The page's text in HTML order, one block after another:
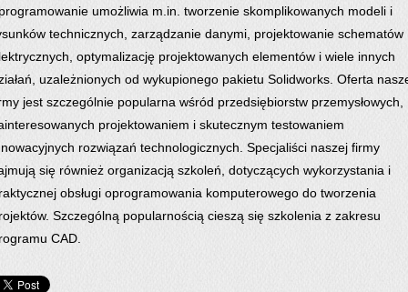
umożliwia m.in. tworzenie skomplikowanych modeli i
technicznych, zarządzanie danymi, projektowanie schematów
optymalizację projektowanych elementów i wiele innych
uzależnionych od wykupionego pakietu Solidworks. Oferta
jest szczególnie popularna wśród przedsiębiorstw przemysłowych,
projektowaniem i skutecznym testowaniem
rozwiązań technologicznych. Specjaliści naszej firmy
się również organizacją szkoleń, dotyczących wykorzystania i
obsługi oprogramowania komputerowego do tworzenia
Szczególną popularnością cieszą się szkolenia z zakresu
CAD.